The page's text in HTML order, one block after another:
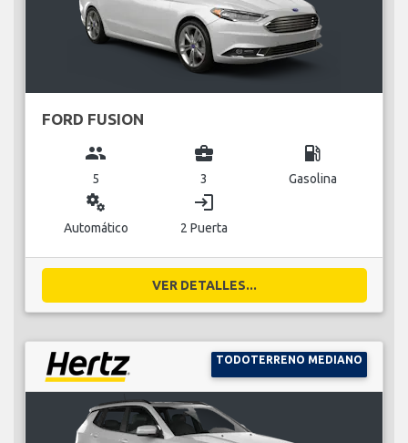
FORD FUSION
group
5
business_center
3
local_gas_station
Gasolina
miscellaneous_services
Automático
login
2 Puerta
VER DETALLES...
TODOTERRENO MEDIANO